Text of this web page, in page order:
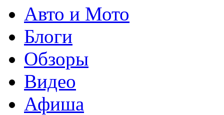
Авто и Мото
Блоги
Обзоры
Видео
Афиша